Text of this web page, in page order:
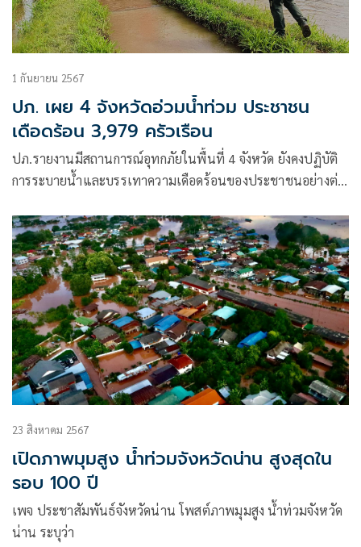
1 กันยายน 2567
ปภ. เผย 4 จังหวัดอ่วมน้ำท่วม ประชาชน
เดือดร้อน 3,979 ครัวเรือน
ปภ.รายงานมีสถานการณ์อุทกภัยในพื้นที่ 4 จังหวัด ยังคงปฏิบัติ
การระบายน้ำและบรรเทาความเดือดร้อนของประชาชนอย่างต่อ
23 สิงหาคม 2567
เปิดภาพมุมสูง น้ำท่วมจังหวัดน่าน สูงสุดใน
รอบ 100 ปี
เพจ ประชาสัมพันธ์จังหวัดน่าน โพสต์ภาพมุมสูง น้ำท่วมจังหวัด
น่าน ระบุว่า